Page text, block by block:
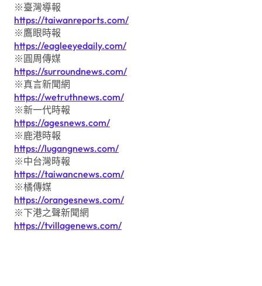
※臺灣導報
https://taiwanreports.com/
※鷹眼時報
https://eagleeyedaily.com/
※圓周傳媒
https://surroundnews.com/
※真言新聞網
https://wetruthnews.com/
※新一代時報
https://agesnews.com/
※鹿港時報
https://lugangnews.com/
※中台灣時報
https://taiwancnews.com/
※橘傳媒
https://orangesnews.com/
※下港之聲新聞網
https://tvillagenews.com/